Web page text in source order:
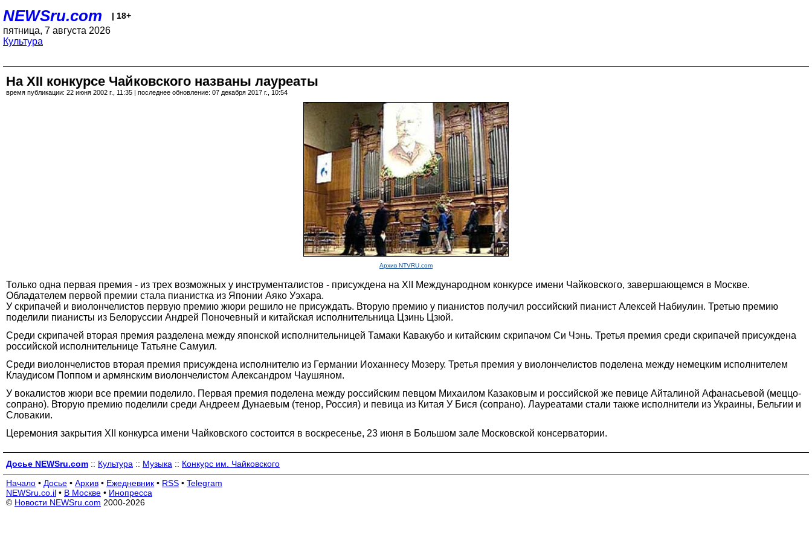
NEWSru.com | 18+
пятница, 7 августа 2026
Культура
На XII конкурсе Чайковского названы лауреаты
время публикации: 22 июня 2002 г., 11:35 | последнее обновление: 07 декабря 2017 г., 10:54
Архив NTVRU.com
Только одна первая премия - из трех возможных у инструменталистов - присуждена на XII Международном конкурсе имени Чайковского, завершающемся в Москве.
Обладателем первой премии стала пианистка из Японии Аяко Уэхара.
У скрипачей и виолончелистов первую премию жюри решило не присуждать. Вторую премию у пианистов получил российский пианист Алексей Набиулин. Третью премию
поделили пианисты из Белоруссии Андрей Поночевный и китайская исполнительница Цзинь Цзюй.
Среди скрипачей вторая премия разделена между японской исполнительницей Тамаки Кавакубо и китайским скрипачом Си Чэнь. Третья премия среди скрипачей присуждена
российской исполнительнице Татьяне Самуил.
Среди виолончелистов вторая премия присуждена исполнителю из Германии Иоханнесу Мозеру. Третья премия у виолончелистов поделена между немецким исполнителем
Клаудисом Поппом и армянским виолончелистом Александром Чаушяном.
У вокалистов жюри все премии поделило. Первая премия поделена между российским певцом Михаилом Казаковым и российской же певице Айталиной Афанасьевой (меццо-
сопрано). Вторую премию поделили среди Андреем Дунаевым (тенор, Россия) и певица из Китая У Бися (сопрано). Лауреатами стали также исполнители из Украины, Бельгии и
Словакии.
Церемония закрытия XII конкурса имени Чайковского состоится в воскресенье, 23 июня в Большом зале Московской консерватории.
Досье NEWSru.com :: Культура :: Музыка :: Конкурс им. Чайковского
Начало • Досье • Архив • Ежедневник • RSS • Telegram
NEWSru.co.il • В Москве • Инопресса
© Новости NEWSru.com 2000-2026